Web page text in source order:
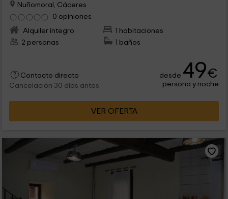
Nuñomoral, Cáceres
0 opiniones
Alquiler íntegro
1 habitaciones
2 personas
1 baños
Contacto directo
Cancelación 30 días antes
desde 49€
persona y noche
VER OFERTA